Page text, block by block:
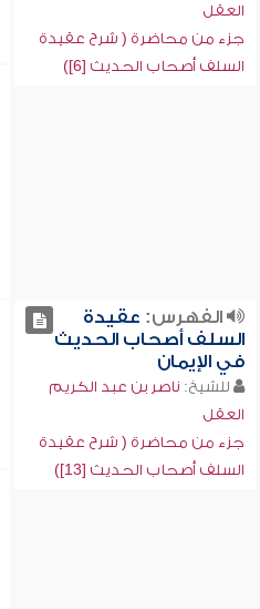
العقل
جزء من محاضرة ( شرح عقيدة
السلف أصحاب الحديث [6])
الفهرس: عقيدة
السلف أصحاب الحديث
في الإيمان
للشيخ: ناصر بن عبد الكريم
العقل
جزء من محاضرة ( شرح عقيدة
السلف أصحاب الحديث [13])